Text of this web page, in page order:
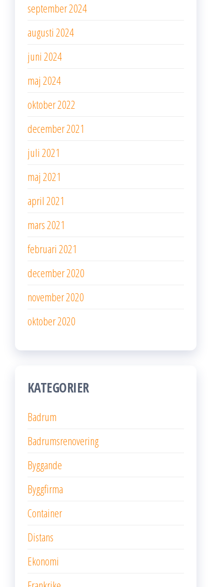
september 2024
augusti 2024
juni 2024
maj 2024
oktober 2022
december 2021
juli 2021
maj 2021
april 2021
mars 2021
februari 2021
december 2020
november 2020
oktober 2020
KATEGORIER
Badrum
Badrumsrenovering
Byggande
Byggfirma
Container
Distans
Ekonomi